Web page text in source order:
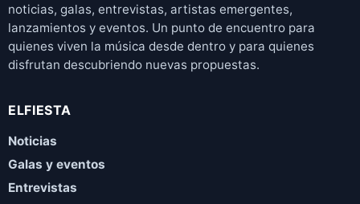
noticias, galas, entrevistas, artistas emergentes,
lanzamientos y eventos. Un punto de encuentro para
quienes viven la música desde dentro y para quienes
disfrutan descubriendo nuevas propuestas.
ELFIESTA
Noticias
Galas y eventos
Entrevistas